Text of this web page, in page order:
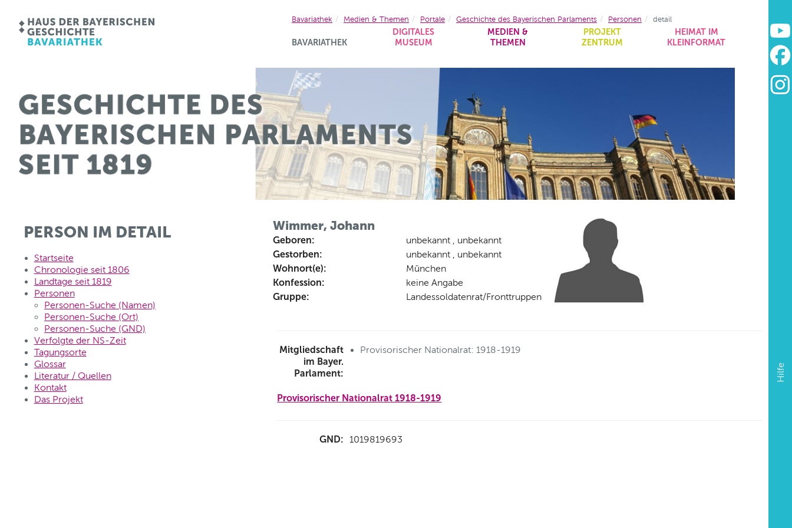
BAVARIATHEK
DIGITALES
MUSEUM
MEDIEN &
THEMEN
PROJEKT
ZENTRUM
HEIMAT IM
KLEINFORMAT
Hilfe
Bavariathek Medien & Themen Portale Geschichte des Bayerischen Parlaments Personen detail
PERSON IM DETAIL
Startseite
Chronologie seit 1806
Landtage seit 1819
Personen
Personen-Suche (Namen)
Personen-Suche (Ort)
Personen-Suche (GND)
Verfolgte der NS-Zeit
Tagungsorte
Glossar
Literatur / Quellen
Kontakt
Das Projekt
Wimmer, Johann
Geboren: unbekannt , unbekannt
Gestorben: unbekannt , unbekannt
Wohnort(e): München
Konfession: keine Angabe
Gruppe: Landessoldatenrat/Fronttruppen
Mitgliedschaft
im Bayer.
Parlament:
Provisorischer Nationalrat: 1918-1919
Provisorischer Nationalrat 1918-1919
GND: 1019819693